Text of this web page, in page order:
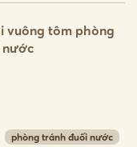
vuông tôm phòng
phòng tránh đuối nước